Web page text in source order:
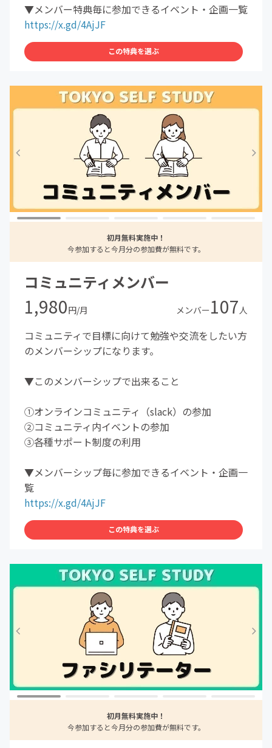
▼メンバー特典毎に参加できるイベント・企画一覧
https://x.gd/4AjJF
この特典を選ぶ
初月無料実施中！
今参加すると今月分の参加費が無料です。
コミュニティメンバー
1,980円/月 メンバー107人
コミュニティで目標に向けて勉強や交流をしたい方
のメンバーシップになります。
▼このメンバーシップで出来ること
①オンラインコミュニティ（slack）の参加
②コミュニティ内イベントの参加
③各種サポート制度の利用
▼メンバーシップ毎に参加できるイベント・企画一
覧
https://x.gd/4AjJF
この特典を選ぶ
初月無料実施中！
今参加すると今月分の参加費が無料です。